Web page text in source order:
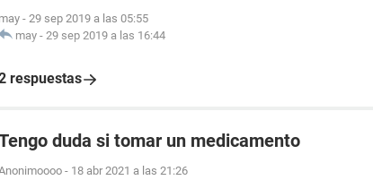
may - 29 sep 2019 a las 05:55
may - 29 sep 2019 a las 16:44
respuestas
duda si tomar un medicamento
- 18 abr 2021 a las 21:26